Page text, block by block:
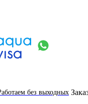
без выходных